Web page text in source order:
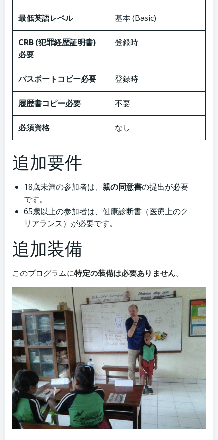
最低英語レベル 基本 (Basic)
CRB (犯罪経歴証明書)
必要
登録時
パスポートコピー必要 登録時
履歴書コピー必要 不要
必須資格 なし
追加要件
18歳未満の参加者は、 親の同意書の提出が必要
です。
65歳以上の参加者は、健康診断書（医療上のク
リアランス）が必要です。
追加装備
このプログラムに特定の装備は必要ありません。